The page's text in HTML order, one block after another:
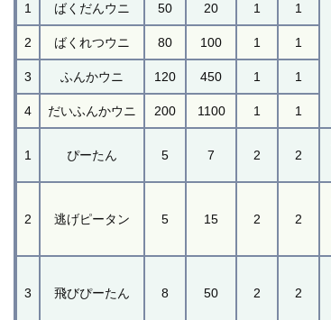
1 ばくだんウニ 50 20 1
1
2 ばくれつウニ 80 100 1 1
3 ふんかウニ 120 450 1 1
4 だいふんかウニ 200 1100 1 1
1 ぴーたん 5 7 2 2
2 逃げピータン 5 15 2 2
3 飛びぴーたん 8 50 2 2